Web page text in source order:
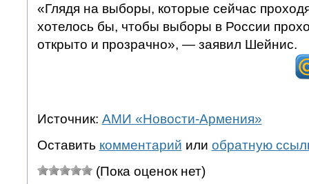
«Глядя на выборы, которые сейчас
хотелось бы, чтобы выборы в России
открыто и прозрачно», — заявил Шейнис.
Источник: АМИ «Новости-Армения»
Оставить комментарий или обратную
(Пока оценок нет)